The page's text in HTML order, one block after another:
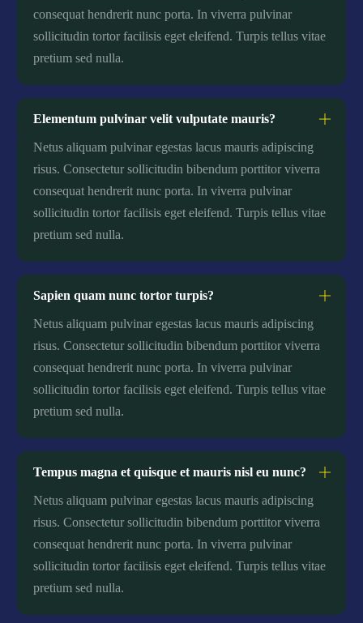
consequat hendrerit nunc porta. In viverra pulvinar
sollicitudin tortor facilisis eget eleifend. Turpis tellus vitae
pretium sed nulla.
Elementum pulvinar velit vulputate mauris?
Netus aliquam pulvinar egestas lacus mauris adipiscing
risus. Consectetur sollicitudin bibendum porttitor viverra
consequat hendrerit nunc porta. In viverra pulvinar
sollicitudin tortor facilisis eget eleifend. Turpis tellus vitae
pretium sed nulla.
Sapien quam nunc tortor turpis?
Netus aliquam pulvinar egestas lacus mauris adipiscing
risus. Consectetur sollicitudin bibendum porttitor viverra
consequat hendrerit nunc porta. In viverra pulvinar
sollicitudin tortor facilisis eget eleifend. Turpis tellus vitae
pretium sed nulla.
Tempus magna et quisque et mauris nisl eu nunc?
Netus aliquam pulvinar egestas lacus mauris adipiscing
risus. Consectetur sollicitudin bibendum porttitor viverra
consequat hendrerit nunc porta. In viverra pulvinar
sollicitudin tortor facilisis eget eleifend. Turpis tellus vitae
pretium sed nulla.